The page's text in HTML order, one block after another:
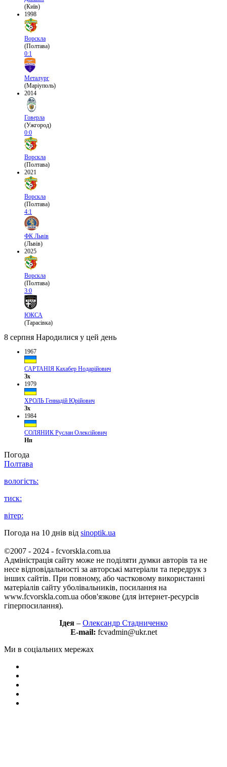
(Київ)
1998
Ворскла
(Полтава)
0:1
Металург
(Маріуполь)
2014
Говерла
(Ужгород)
0:0
Ворскла
(Полтава)
2021
Ворскла
(Полтава)
4:1
ФК Львів
(Львів)
2025
Ворскла
(Полтава)
3:0
ЮКСА
(Тарасівка)
8 серпня Народилися у цей день
1967
САРТАНІЯ Кахабер Нодарійович
Зх
1979
ХРОЛЬ Геннадій Юрійович
Зх
1984
СОЛЯНИК Руслан Олексійович
Нп
Погода
Полтава
вологість:
тиск:
вітер:
Погода на 10 днів від sinoptik.ua
©2007 - 2024 - fcvorskla.com.ua
Адміністрація сайту може не поділяти думки авторів та не
несе відповідальності за авторські матеріали та передрук з
інших сайтів. При повному, або частковому використанні
матеріалів сайту уболівальників, посилання на
www.fcvorskla.com.ua обов'язкове (для інтернет-ресурсів
гіперпосилання).
Ідея – Олександр Стадниченко
E-mail: fcvadmin@ukr.net
Ми в соціальних мережах